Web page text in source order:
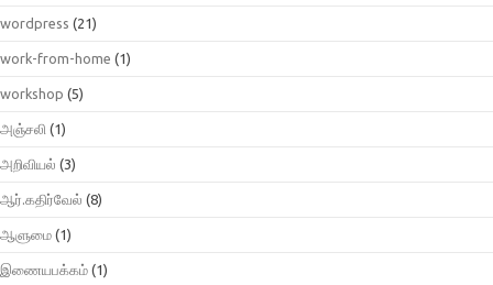
wordpress (21)
work-from-home (1)
workshop (5)
அஞ்சலி (1)
அறிவியல் (3)
ஆர்.கதிர்வேல் (8)
ஆளுமை (1)
இணையபக்கம் (1)